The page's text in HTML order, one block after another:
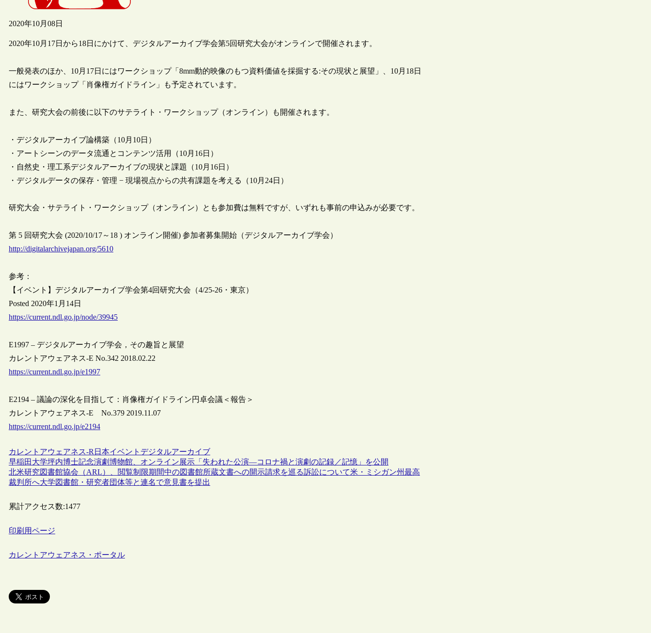
2020年10月08日
2020年10月17日から18日にかけて、デジタルアーカイブ学会第5回研究大会がオンラインで開催されます。
一般発表のほか、10月17日にはワークショップ「8mm動的映像のもつ資料価値を採掘する:その現状と展望」、10月18日
にはワークショップ「肖像権ガイドライン」も予定されています。
また、研究大会の前後に以下のサテライト・ワークショップ（オンライン）も開催されます。
・デジタルアーカイブ論構築（10月10日）
・アートシーンのデータ流通とコンテンツ活用（10月16日）
・自然史・理工系デジタルアーカイブの現状と課題（10月16日）
・デジタルデータの保存・管理 − 現場視点からの共有課題を考える（10月24日）
研究大会・サテライト・ワークショップ（オンライン）とも参加費は無料ですが、いずれも事前の申込みが必要です。
第 5 回研究大会 (2020/10/17～18 ) オンライン開催) 参加者募集開始（デジタルアーカイブ学会）
http://digitalarchivejapan.org/5610
参考：
【イベント】デジタルアーカイブ学会第4回研究大会（4/25-26・東京）
Posted 2020年1月14日
https://current.ndl.go.jp/node/39945
E1997 – デジタルアーカイブ学会，その趣旨と展望
カレントアウェアネス-E No.342 2018.02.22
https://current.ndl.go.jp/e1997
E2194 – 議論の深化を目指して：肖像権ガイドライン円卓会議＜報告＞
カレントアウェアネス-E No.379 2019.11.07
https://current.ndl.go.jp/e2194
カレントアウェアネス-R 日本イベント デジタルアーカイブ
早稲田大学坪内博士記念演劇博物館、オンライン展示「失われた公演―コロナ禍と演劇の記録／記憶」を公開
北米研究図書館協会（ARL）、閲覧制限期間中の図書館所蔵文書への開示請求を巡る訴訟について米・ミシガン州最高
裁判所へ大学図書館・研究者団体等と連名で意見書を提出
累計アクセス数:1477
印刷用ページ
カレントアウェアネス・ポータル